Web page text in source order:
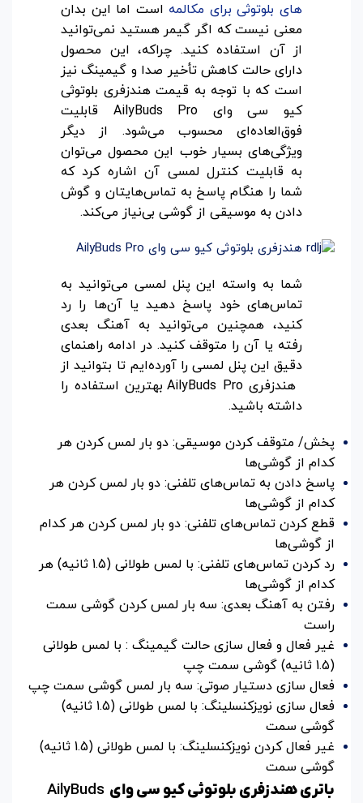
های بلوتوثی برای مکالمه است اما این بدان
معنی نیست که اگر گیمر هستید نمی‌توانید
از آن استفاده کنید. چراکه، این محصول
دارای حالت کاهش تأخیر صدا و گیمینگ نیز
است که با توجه به قیمت هندزفری بلوتوثی
کیو سی وای AilyBuds Pro قابلیت
فوق‌العاده‌ای محسوب می‌شود. از دیگر
ویژگی‌های بسیار خوب این محصول می‌توان
به قابلیت کنترل لمسی آن اشاره کرد که
شما را هنگام پاسخ به تماس‌هایتان و گوش
دادن به موسیقی از گوشی بی‌نیاز می‌کند.
شما به واسته این پنل لمسی می‌توانید به
تماس‌های خود پاسخ دهید یا آن‌ها را رد
کنید، همچنین می‌توانید به آهنگ بعدی
رفته یا آن را متوقف کنید. در ادامه راهنمای
دقیق این پنل لمسی را آورده‌ایم تا بتوانید از
هندزفری AilyBuds Pro بهترین استفاده را
داشته باشید.
پخش/ متوقف کردن موسیقی: دو بار لمس کردن هر
کدام از گوشی‌ها
پاسخ دادن به تماس‌های تلفنی: دو بار لمس کردن هر
کدام از گوشی‌ها
قطع کردن تماس‌های تلفنی: دو بار لمس کردن هر کدام
از گوشی‌ها
رد کردن تماس‌های تلفنی: با لمس طولانی (1.5 ثانیه) هر
کدام از گوشی‌ها
رفتن به آهنگ بعدی: سه بار لمس کردن گوشی سمت
راست
غیر فعال و فعال سازی حالت گیمینگ : با لمس طولانی
(1.5 ثانیه) گوشی سمت چپ
فعال سازی دستیار صوتی: سه بار لمس گوشی سمت چپ
فعال سازی نویزکنسلینگ: با لمس طولانی (1.5 ثانیه)
گوشی سمت
غیر فعال کردن نویزکنسلینگ: با لمس طولانی (1.5 ثانیه)
گوشی سمت
باتری هندزفری بلوتوثی کیو سی وای AilyBuds